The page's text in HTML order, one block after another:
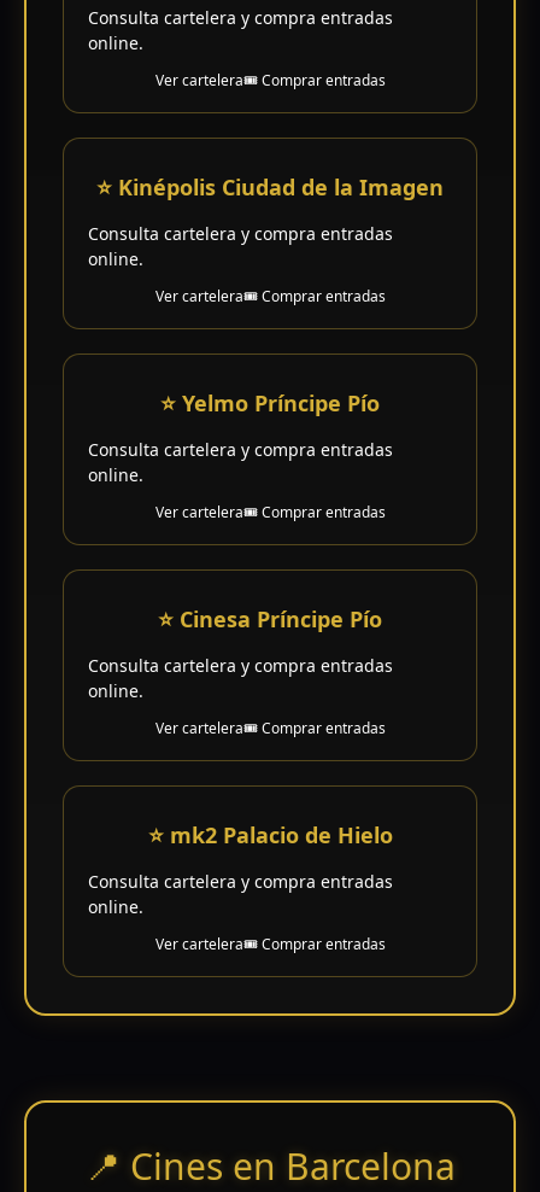
Consulta cartelera y compra entradas
online.
Ver cartelera🎟️ Comprar entradas
⭐ Kinépolis Ciudad de la Imagen
Consulta cartelera y compra entradas
online.
Ver cartelera🎟️ Comprar entradas
⭐ Yelmo Príncipe Pío
Consulta cartelera y compra entradas
online.
Ver cartelera🎟️ Comprar entradas
⭐ Cinesa Príncipe Pío
Consulta cartelera y compra entradas
online.
Ver cartelera🎟️ Comprar entradas
⭐ mk2 Palacio de Hielo
Consulta cartelera y compra entradas
online.
Ver cartelera🎟️ Comprar entradas
📍 Cines en Barcelona